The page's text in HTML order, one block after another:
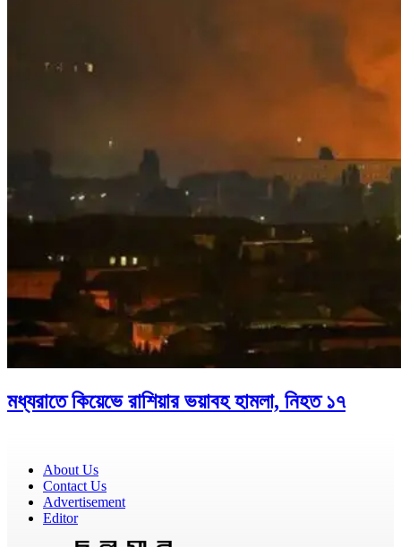
মধ্যরাতে কিয়েভে রাশিয়ার ভয়াবহ হামলা, নিহত ১৭
About Us
Contact Us
Advertisement
Editor